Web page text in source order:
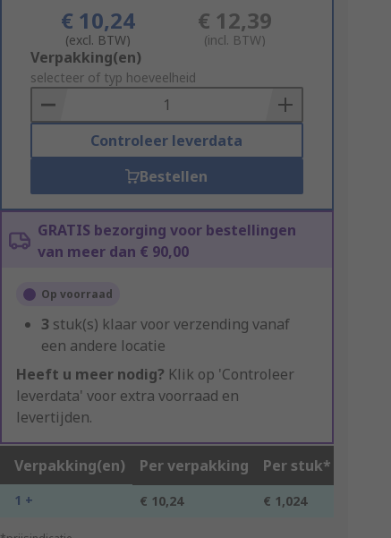
€ 10,24
(excl. BTW)
€ 12,39
(incl. BTW)
Add
to
Basket
Verpakking(en)
selecteer of typ hoeveelheid
Controleer leverdata
Bestellen
GRATIS bezorging voor bestellingen
van meer dan € 90,00
Op voorraad
3 stuk(s) klaar voor verzending vanaf
een andere locatie
Heeft u meer nodig? Klik op 'Controleer
leverdata' voor extra voorraad en
levertijden.
Verpakking(en) Per verpakking Per stuk*
1 + € 10,24 € 1,024